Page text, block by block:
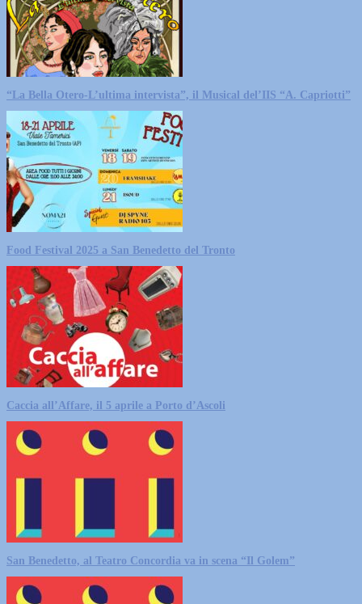
“La Bella Otero-L’ultima intervista”, il Musical del’IIS “A. Capriotti”
Food Festival 2025 a San Benedetto del Tronto
Caccia all’Affare, il 5 aprile a Porto d’Ascoli
San Benedetto, al Teatro Concordia va in scena “Il Golem”